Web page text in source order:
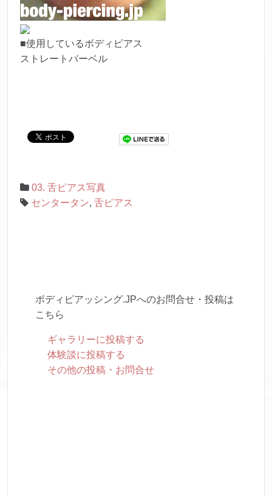
■使用しているボディピアス
ストレートバーベル
03. 舌ピアス写真
センタータン, 舌ピアス
ボディピアッシング.JPへのお問合せ・投稿は
こちら
ギャラリーに投稿する
体験談に投稿する
その他の投稿・お問合せ